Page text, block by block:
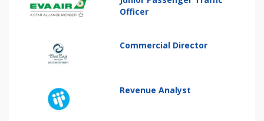
Officer
Commercial Director
Revenue Analyst